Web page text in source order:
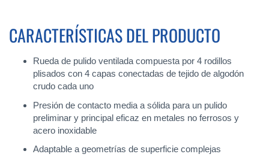
CARACTERÍSTICAS DEL PRODUCTO
Rueda de pulido ventilada compuesta por 4 rodillos
plisados con 4 capas conectadas de tejido de algodón
crudo cada uno
Presión de contacto media a sólida para un pulido
preliminar y principal eficaz en metales no ferrosos y
acero inoxidable
Adaptable a geometrías de superficie complejas